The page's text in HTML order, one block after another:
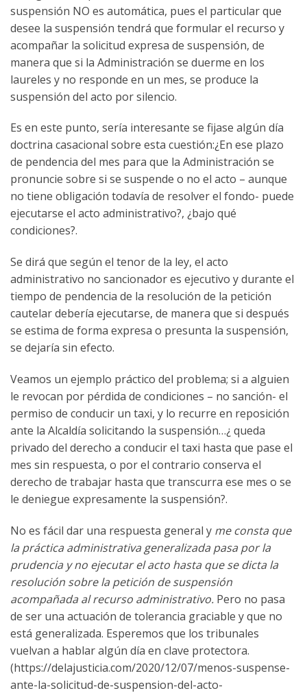
suspensión NO es automática, pues el particular que
desee la suspensión tendrá que formular el recurso y
acompañar la solicitud expresa de suspensión, de
manera que si la Administración se duerme en los
laureles y no responde en un mes, se produce la
suspensión del acto por silencio.
Es en este punto, sería interesante se fijase algún día
doctrina casacional sobre esta cuestión:¿En ese plazo
de pendencia del mes para que la Administración se
pronuncie sobre si se suspende o no el acto – aunque
no tiene obligación todavía de resolver el fondo- puede
ejecutarse el acto administrativo?, ¿bajo qué
condiciones?.
Se dirá que según el tenor de la ley, el acto
administrativo no sancionador es ejecutivo y durante el
tiempo de pendencia de la resolución de la petición
cautelar debería ejecutarse, de manera que si después
se estima de forma expresa o presunta la suspensión,
se dejaría sin efecto.
Veamos un ejemplo práctico del problema; si a alguien
le revocan por pérdida de condiciones – no sanción- el
permiso de conducir un taxi, y lo recurre en reposición
ante la Alcaldía solicitando la suspensión…¿ queda
privado del derecho a conducir el taxi hasta que pase el
mes sin respuesta, o por el contrario conserva el
derecho de trabajar hasta que transcurra ese mes o se
le deniegue expresamente la suspensión?.
No es fácil dar una respuesta general y me consta que
la práctica administrativa generalizada pasa por la
prudencia y no ejecutar el acto hasta que se dicta la
resolución sobre la petición de suspensión
acompañada al recurso administrativo. Pero no pasa
de ser una actuación de tolerancia graciable y que no
está generalizada. Esperemos que los tribunales
vuelvan a hablar algún día en clave protectora.
(https://delajusticia.com/2020/12/07/menos-suspense-
ante-la-solicitud-de-suspension-del-acto-